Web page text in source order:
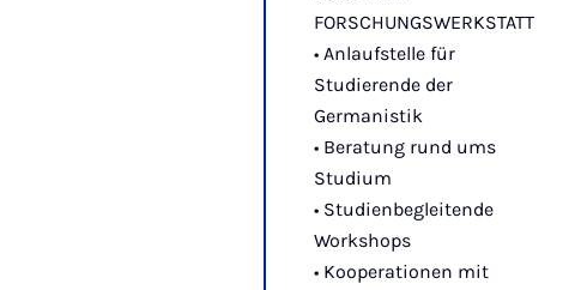
FORSCHUNGSWERKSTATT
• Anlaufstelle für
Studierende der
Germanistik
• Beratung rund ums
Studium
• Studienbegleitende
Workshops
• Kooperationen mit